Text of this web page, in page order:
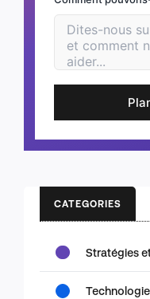
CATEGORIES
Stratégies